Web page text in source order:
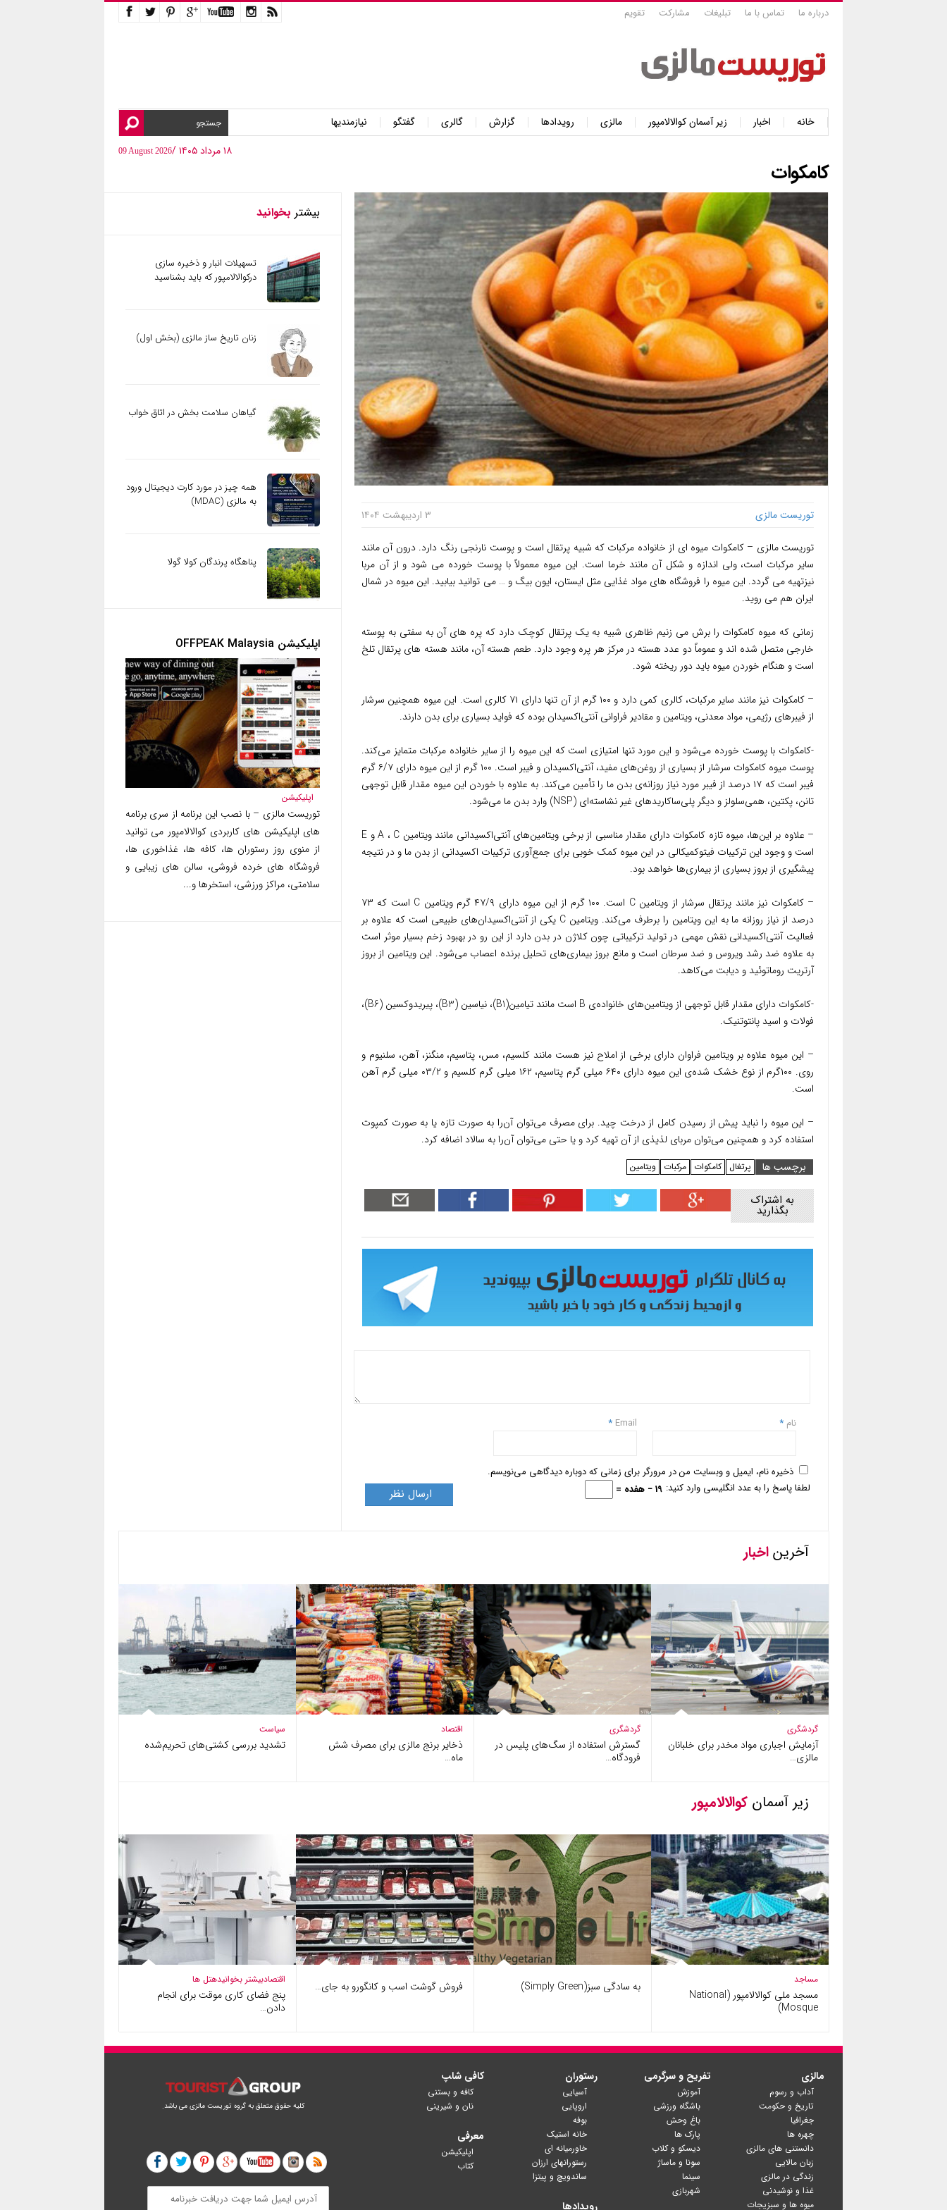
درباره ما تماس با ما تبلیغات مشارکت تقویم
خانه اخبار زیر آسمان کوالالامپور مالزی رویدادها گزارش گالری گفتگو
نیازمندیها
۱۸ مرداد ۱۴۰۵ /
09 August 2026
کامکوات
توریست مالزی ۳ اردیبهشت ۱۴۰۴
توریست مالزی – کامکوات میوه ای از خانواده مرکبات که شبیه پرتقال است و پوست نارنجی رنگ دارد. درون آن مانند
سایر مرکبات است، ولی اندازه و شکل آن مانند خرما است. این میوه معمولاً با پوست خورده می شود و از آن مربا
نیزتهیه می گردد. این میوه را فروشگاه های مواد غذایی مثل ایستان، ایون بیگ و … می توانید بیابید. این میوه در شمال
ایران هم می روید.
زمانی که میوه کامکوات را برش می زنیم ظاهری شبیه به یک پرتقال کوچک دارد که پره های آن به سفتی به پوسته
خارجی متصل شده اند و عموماً دو عدد هسته در مرکز هر پره وجود دارد. طعم هسته آن، مانند هسته های پرتقال تلخ
است و هنگام خوردن میوه باید دور ریخته شود.
– کامکوات نیز مانند سایر مرکبات، کالری کمی دارد و ۱۰۰ گرم از آن تنها دارای ۷۱ کالری است. این میوه همچنین سرشار
از فیبر‌های رژیمی، مواد معدنی، ویتامین و مقادیر فراوانی آنتی‌اکسیدان بوده که فواید بسیاری برای بدن دارند.
-کامکوات با پوست خورده می‌شود و این مورد تنها امتیازی است که این میوه را از سایر خانواده مرکبات متمایز می‌کند.
پوست میوه کامکوات سرشار از بسیاری از روغن‌های مفید، آنتی‌اکسیدان و فیبر است. ۱۰۰ گرم از این میوه دارای ۶/۷ گرم
فیبر است که ۱۷ درصد از فیبر مورد نیاز روزانه‌ی بدن ما را تأمین می‌کند. به علاوه با خوردن این میوه مقدار قابل توجهی
تانن، پکتین، همی‌سلولز و دیگر پلی‌ساکاریدهای غیر نشاسته‌ای (NSP) وارد بدن ما می‌شود.
– علاوه بر این‌ها، میوه تازه کامکوات دارای مقدار مناسبی از برخی ویتامین‌های آنتی‌اکسیدانی مانند ویتامین A ، C و E
است و وجود این ترکیبات فیتوکمیکالی در این میوه کمک خوبی برای جمع‌آوری ترکیبات ‌اکسیدانی از بدن ما و در نتیجه
پیشگیری از بروز بسیاری از بیماری‌ها خواهد بود.
– کامکوات نیز مانند پرتقال سرشار از ویتامین C است. ۱۰۰ گرم از این میوه دارای ۴۷/۹ گرم ویتامین C است که ۷۳
درصد از نیاز روزانه ما به این ویتامین را برطرف می‌کند. ویتامین C یکی از آنتی‌اکسیدان‌های طبیعی است که علاوه بر
فعالیت آنتی‌اکسیدانی نقش مهمی در تولید ترکیباتی چون کلاژن در بدن دارد از این رو در بهبود زخم بسیار موثر است
به علاوه ضد رشد ویروس و ضد سرطان است و مانع بروز بیماری‌های تحلیل برنده اعصاب می‌شود. این ویتامین از بروز
آرتریت روماتوئید و دیابت می‌کاهد.
-کامکوات دارای مقدار قابل توجهی از ویتامین‌های خانواده‌ی B است مانند تیامین(B1)، نیاسین (B3)، پیریدوکسین (B6)،
فولات و اسید پانتوتنیک.
– این میوه علاوه بر ویتامین فراوان دارای برخی از املاح نیز هست مانند کلسیم، مس، پتاسیم، منگنز، آهن، سلنیوم و
روی. ۱۰۰گرم از نوع خشک شده‌ی این میوه دارای ۶۴۰ میلی گرم پتاسیم، ۱۶۲ میلی گرم کلسیم و ۰۳/۲ میلی گرم آهن
است.
– این میوه را نباید پیش از رسیدن کامل از درخت چید. برای مصرف می‌توان آن‌را به صورت تازه یا به صورت کمپوت
استفاده کرد و همچنین می‌توان مربای لذیذی از آن تهیه کرد و یا حتی می‌توان آن‌را به سالاد اضافه کرد.
برچسب ها
پرتغال کامکوات مرکبات ویتامین
به اشتراک
بگذارید
نام *
Email
*
ذخیره نام، ایمیل و وبسایت من در مرورگر برای زمانی که دوباره دیدگاهی می‌نویسم.
لطفا پاسخ را به عدد انگلیسی وارد کنید: 19 − هفده =
بیشتر بخوانید
تسهیلات انبار و ذخیره سازی
درکوالالامپور که باید بشناسید
زنان تاریخ‌ ساز مالزی (بخش اول)
گیاهان سلامت بخش در اتاق خواب
همه چیز در مورد کارت دیجیتال ورود
به مالزی (MDAC)
پناهگاه پرندگان کولا گولا
اپلیکیشن OFFPEAK Malaysia
اپلیکیشن
توریست مالزی – با نصب این برنامه از سری برنامه
های اپلیکیشن های کاربردی کوالالامپور می توانید
از منوی روز رستوران ها، کافه ها، غذاخوری ها،
فروشگاه های خرده فروشی، سالن های زیبایی و
سلامتی، مراکز ورزشی، استخرها و...
آخریناخبار
گردشگری
آزمایش اجباری مواد مخدر برای خلبانان
مالزی…
گردشگری
گسترش استفاده از سگ‌های پلیس در
فرودگاه…
اقتصاد
ذخایر برنج مالزی برای مصرف شش
ماه…
سیاست
تشدید بررسی کشتی‌های تحریم‌شده
زیر آسمان کوالالامپور
مساجد
مسجد ملی کوالالامپور (National
Mosque)
به سادگی سبز(Simply Green) فروش گوشت اسب و کانگورو به جای… اقتصادبیشتر بخوانیدهتل ها
پنج فضای کاری موقت برای انجام
دادن…
مالزی
آداب و رسوم
تاریخ و حکومت
جغرافیا
چهره ها
دانستنی های مالزی
زبان مالایی
زندگی در مالزی
غذا و نوشیدنی
میوه ها و سبزیجات
تفریح و سرگرمی
آموزش
باشگاه ورزشی
باغ وحش
پارک ها
دیسکو و کلاب
سونا و ماساژ
سینما
شهربازی
رستوران
آسیایی
اروپایی
بوفه
خانه استیک
خاورمیانه ای
رستورانهای ارزان
ساندویچ و پیتزا
رویدادها
کافی شا‍پ
کافه و بستنی
نان و شیرینی
معرفی
اپلیکیشن
کتاب
کلیه حقوق متعلق به گروه توریست مالزی می باشد.